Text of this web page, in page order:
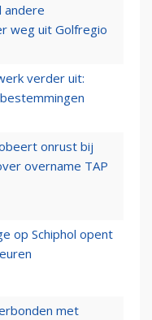
andere
weg uit Golfregio
verder uit:
onrust bij
overname TAP
op Schiphol opent
met